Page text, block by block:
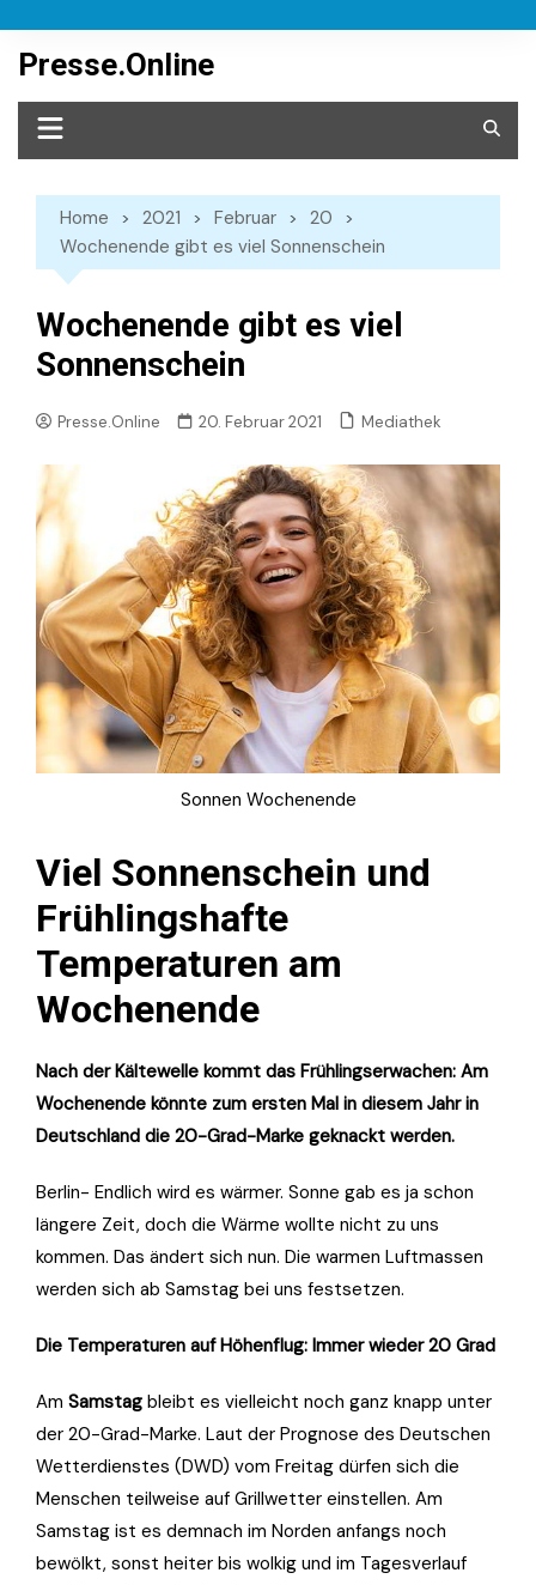
content
Presse.Online
Home 2021 Februar
20
Wochenende gibt es viel Sonnenschein
Wochenende gibt es viel
Sonnenschein
Presse.Online 20. Februar 2021 Mediathek
Sonnen Wochenende
Viel Sonnenschein und
Frühlingshafte
Temperaturen am
Wochenende
Nach der Kältewelle kommt das Frühlingserwachen: Am
Wochenende könnte zum ersten Mal in diesem Jahr in
Deutschland die 20-Grad-Marke geknackt werden.
Berlin- Endlich wird es wärmer. Sonne gab es ja schon
längere Zeit, doch die Wärme wollte nicht zu uns
kommen. Das ändert sich nun. Die warmen Luftmassen
werden sich ab Samstag bei uns festsetzen.
Die Temperaturen auf Höhenflug: Immer wieder 20 Grad
Am Samstag bleibt es vielleicht noch ganz knapp unter
der 20-Grad-Marke. Laut der Prognose des Deutschen
Wetterdienstes (DWD) vom Freitag dürfen sich die
Menschen teilweise auf Grillwetter einstellen. Am
Samstag ist es demnach im Norden anfangs noch
bewölkt, sonst heiter bis wolkig und im Tagesverlauf